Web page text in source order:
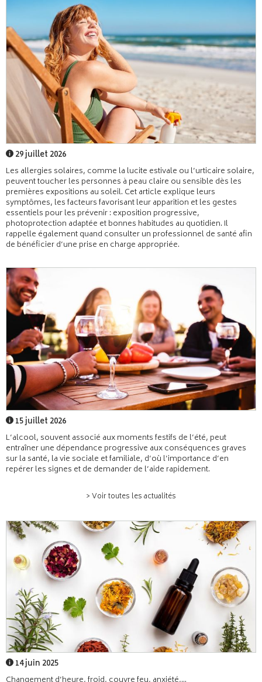
29 juillet 2026
Les allergies solaires, comme la lucite estivale ou l’urticaire solaire,
peuvent toucher les personnes à peau claire ou sensible dès les
premières expositions au soleil. Cet article explique leurs
symptômes, les facteurs favorisant leur apparition et les gestes
essentiels pour les prévenir : exposition progressive,
photoprotection adaptée et bonnes habitudes au quotidien. Il
rappelle également quand consulter un professionnel de santé afin
de bénéficier d’une prise en charge appropriée.
15 juillet 2026
L’alcool, souvent associé aux moments festifs de l’été, peut
entraîner une dépendance progressive aux conséquences graves
sur la santé, la vie sociale et familiale, d’où l’importance d’en
repérer les signes et de demander de l’aide rapidement.
> Voir toutes les actualités
14 juin 2025